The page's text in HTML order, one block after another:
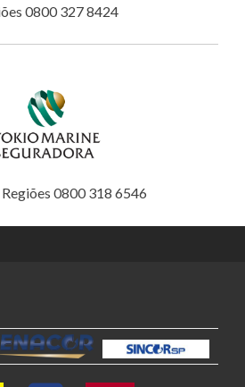
0800 327 8424
Regiões 0800 318 6546